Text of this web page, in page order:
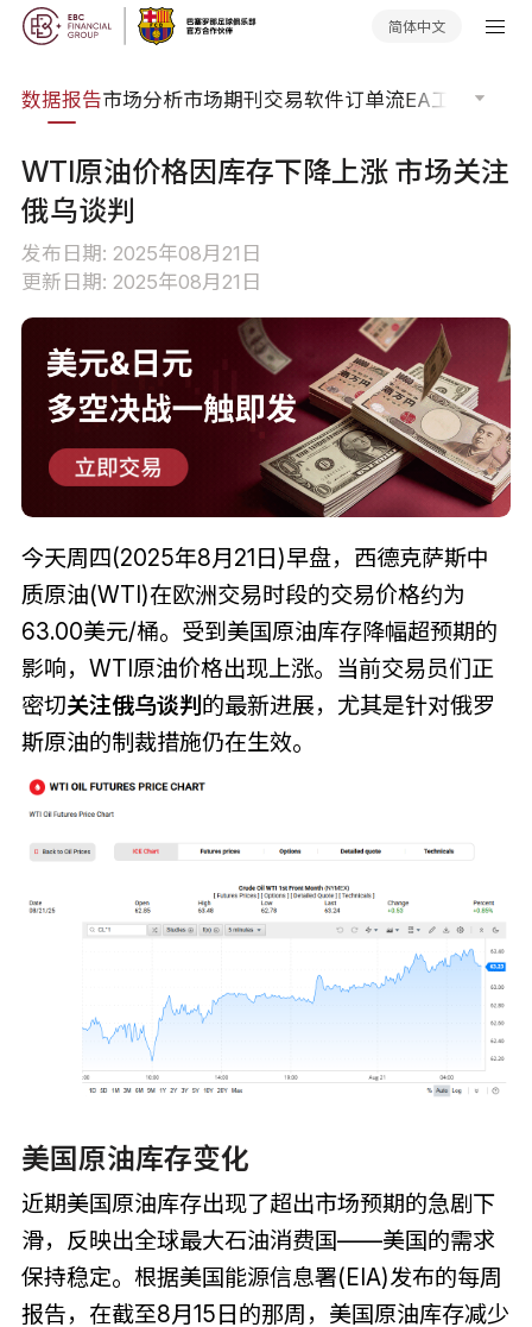
简体中文
数据报告市场分析市场期刊交易软件订单流EA工具库
WTI原油价格因库存下降上涨 市场关注
俄乌谈判
发布日期: 2025年08月21日
更新日期: 2025年08月21日
今天周四(2025年8月21日)早盘，西德克萨斯中
质原油(WTI)在欧洲交易时段的交易价格约为
63.00美元/桶。受到美国原油库存降幅超预期的
影响，WTI原油价格出现上涨。当前交易员们正
密切关注俄乌谈判的最新进展，尤其是针对俄罗
斯原油的制裁措施仍在生效。
美国原油库存变化
近期美国原油库存出现了超出市场预期的急剧下
滑，反映出全球最大石油消费国——美国的需求
保持稳定。根据美国能源信息署(EIA)发布的每周
报告，在截至8月15日的那周，美国原油库存减少